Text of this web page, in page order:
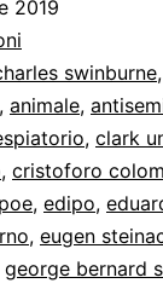
2019
swinburne,
, animale,
, clark
, cristoforo
, edipo,
, eugen
george bernard